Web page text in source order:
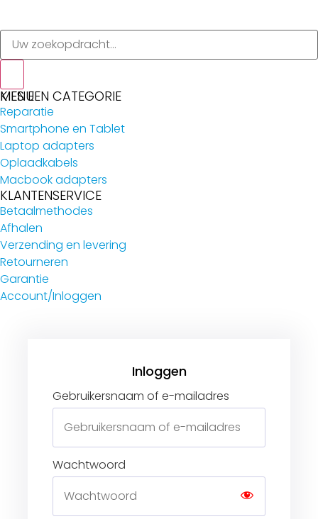
MENU
KIES EEN CATEGORIE
Reparatie
Smartphone en Tablet
Laptop adapters
Oplaadkabels
Macbook adapters
KLANTENSERVICE
Betaalmethodes
Afhalen
Verzending en levering
Retourneren
Garantie
Account/Inloggen
Gebruikersnaam of e-mailadres
Wachtwoord